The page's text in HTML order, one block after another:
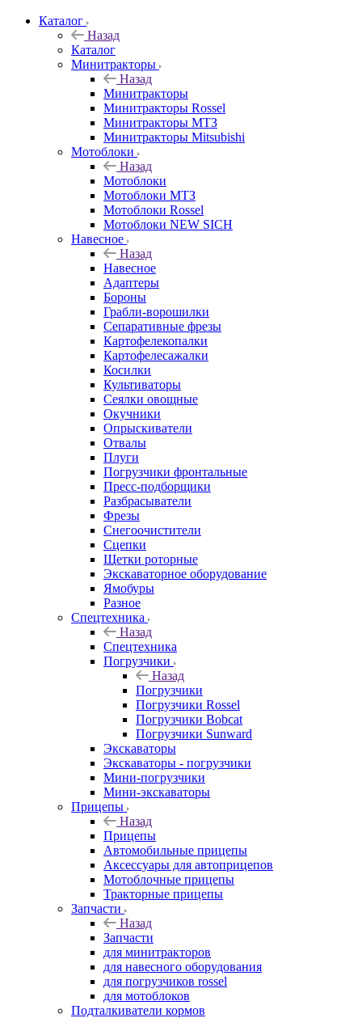
Каталог
Назад
Каталог
Минитракторы
Назад
Минитракторы
Минитракторы Rossel
Минитракторы МТЗ
Минитракторы Mitsubishi
Мотоблоки
Назад
Мотоблоки
Мотоблоки МТЗ
Мотоблоки Rossel
Мотоблоки NEW SICH
Навесное
Назад
Навесное
Адаптеры
Бороны
Грабли-ворошилки
Сепаративные фрезы
Картофелекопалки
Картофелесажалки
Косилки
Культиваторы
Сеялки овощные
Окучники
Опрыскиватели
Отвалы
Плуги
Погрузчики фронтальные
Пресс-подборщики
Разбрасыватели
Фрезы
Снегоочистители
Сцепки
Щетки роторные
Экскаваторное оборудование
Ямобуры
Разное
Спецтехника
Назад
Спецтехника
Погрузчики
Назад
Погрузчики
Погрузчики Rossel
Погрузчики Bobcat
Погрузчики Sunward
Экскаваторы
Экскаваторы - погрузчики
Мини-погрузчики
Мини-экскаваторы
Прицепы
Назад
Прицепы
Автомобильные прицепы
Аксессуары для автоприцепов
Мотоблочные прицепы
Тракторные прицепы
Запчасти
Назад
Запчасти
для минитракторов
для навесного оборудования
для погрузчиков rossel
для мотоблоков
Подталкиватели кормов